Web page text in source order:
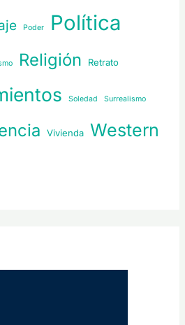
Poder Política
Religión Retrato
Soledad Surrealismo
Vivienda Western